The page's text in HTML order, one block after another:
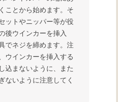
ことから始めます。そ
ットやニッパー等が役
後ウインカーを挿入
でネジを締めます。注
ウインカーを挿入する
込まないように、また
ないように注意してく